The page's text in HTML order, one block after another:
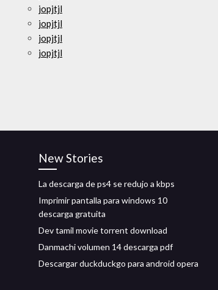
jopjtjl
jopjtjl
jopjtjl
jopjtjl
New Stories
La descarga de ps4 se redujo a kbps
Imprimir pantalla para windows 10
descarga gratuita
Dev tamil movie torrent download
Danmachi volumen 14 descarga pdf
Descargar duckduckgo para android opera